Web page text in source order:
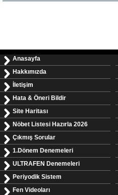
Anasayfa
Hakkımızda
İletişim
Hata & Öneri Bildir
Site Haritası
Nöbet Listesi Hazırla 2026
Çıkmış Sorular
1.Dönem Denemeleri
ULTRAFEN Denemeleri
Periyodik Sistem
Fen Videoları